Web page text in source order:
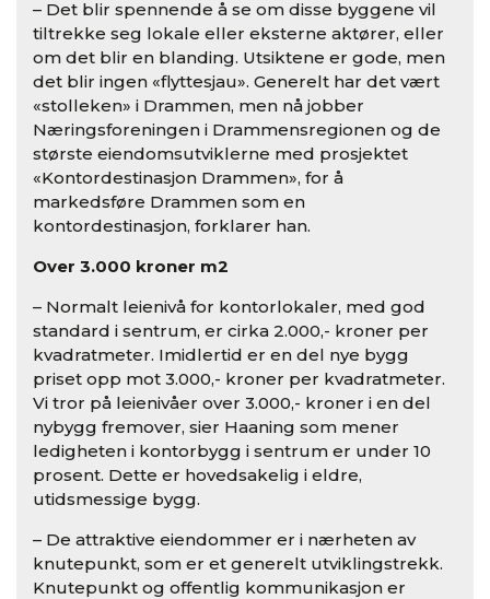
– Det blir spennende å se om disse byggene vil
tiltrekke seg lokale eller eksterne aktører, eller
om det blir en blanding. Utsiktene er gode, men
det blir ingen «flyttesjau». Generelt har det vært
«stolleken» i Drammen, men nå jobber
Næringsforeningen i Drammensregionen og de
største eiendomsutviklerne med prosjektet
«Kontordestinasjon Drammen», for å
markedsføre Drammen som en
kontordestinasjon, forklarer han.
Over 3.000 kroner m2
– Normalt leienivå for kontorlokaler, med god
standard i sentrum, er cirka 2.000,- kroner per
kvadratmeter. Imidlertid er en del nye bygg
priset opp mot 3.000,- kroner per kvadratmeter.
Vi tror på leienivåer over 3.000,- kroner i en del
nybygg fremover, sier Haaning som mener
ledigheten i kontorbygg i sentrum er under 10
prosent. Dette er hovedsakelig i eldre,
utidsmessige bygg.
– De attraktive eiendommer er i nærheten av
knutepunkt, som er et generelt utviklingstrekk.
Knutepunkt og offentlig kommunikasjon er